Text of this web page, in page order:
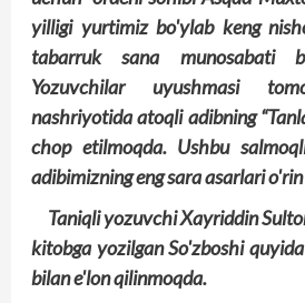
yilligiyurtimizbo'ylabkeng
tabarruksanamunosabati
Yozuvchilaruyushmasi
nashriyotidaatoqliadibning
chopetilmoqda. Ushbu
adibimizningengsaraasarlario'rin
Taniqli yozuvchi Xayriddin
kitobga yozilgan So'zboshi
bilan e'lon qilinmoqda.